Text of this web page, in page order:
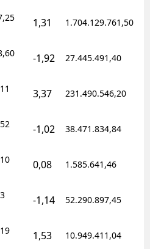
1,31 1.704.129.761,50
-1,92 27.445.491,40
3,37 231.490.546,20
-1,02 38.471.834,84
0,08 1.585.641,46
-1,14 52.290.897,45
1,53 10.949.411,04